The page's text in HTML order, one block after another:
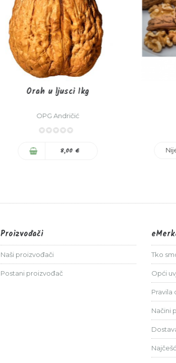
Orah u ljusci 1kg
OPG Andričić
8,00 €
Proizvođači
Naši proizvođači
Postani proizvođač
Tko
Opći
Pravila
Načini